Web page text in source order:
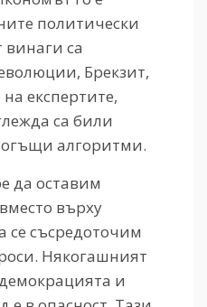
политически
са
Брекзит,
експертите,
са били
алгоритми.
да оставим
върху
се съсредоточим
Някогашният
и